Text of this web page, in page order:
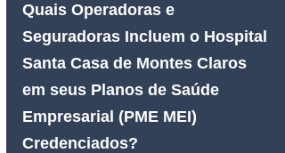
Quais Operadoras e
Seguradoras Incluem o Hospital
Santa Casa de Montes Claros
em seus Planos de Saúde
Empresarial (PME MEI)
Credenciados?